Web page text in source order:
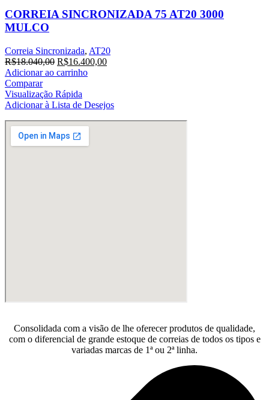
CORREIA SINCRONIZADA 75 AT20 3000
MULCO
Correia Sincronizada, AT20
R$18.040,00 O
preço
era:
R$18.040,00.
R$16.400,00O
R$16.400,00.
Adicionar ao carrinho
Comparar
Visualização Rápida
Adicionar à Lista de Desejos
Consolidada com a visão de lhe oferecer produtos de qualidade,
com o diferencial de grande estoque de correias de todos os tipos e
variadas marcas de 1ª ou 2ª linha.